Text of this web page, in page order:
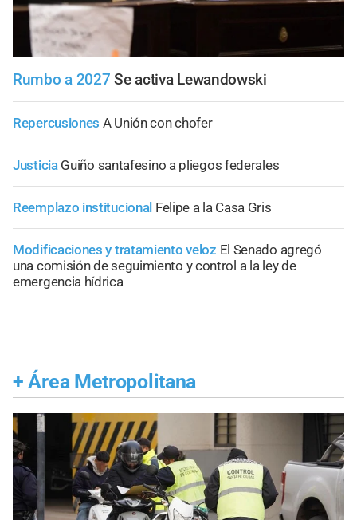
Rumbo a 2027 Se activa Lewandowski
Repercusiones A Unión con chofer
Justicia Guiño santafesino a pliegos federales
Reemplazo institucional Felipe a la Casa Gris
Modificaciones y tratamiento veloz El Senado agregó
una comisión de seguimiento y control a la ley de
emergencia hídrica
+ Área Metropolitana